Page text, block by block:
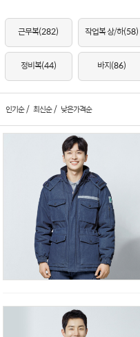
근무복(282) 작업복 상/하(58)
정비복(44) 바지(86)
인기순/ 최신순/ 낮은가격순